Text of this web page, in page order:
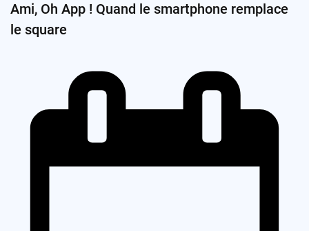
Ami, Oh App ! Quand le smartphone remplace
le square